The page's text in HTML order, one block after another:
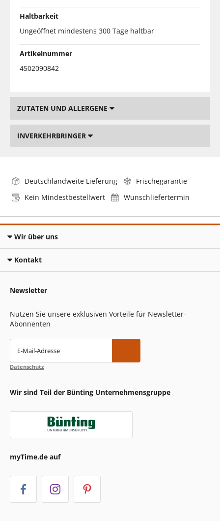
Haltbarkeit
Ungeöffnet mindestens 300 Tage haltbar
Artikelnummer
4502090842
ZUTATEN UND ALLERGENE
INVERKEHRBRINGER
Deutschlandweite Lieferung
Frischegarantie
Kein Mindestbestellwert
Wunschliefertermin
Wir über uns
Kontakt
Newsletter
Nutzen Sie unsere exklusiven Vorteile für Newsletter-
Abonnenten
E-Mail-Adresse
Datenschutz
Wir sind Teil der Bünting Unternehmensgruppe
myTime.de auf